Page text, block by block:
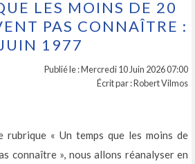
LES MOINS DE 20
PAS CONNAÎTRE :
1977
Publié le : Mercredi 10 Juin 2026 07:00
Écrit par : Robert Vilmos
rubrique « Un temps que les moins de
connaître », nous allons réanalyser en